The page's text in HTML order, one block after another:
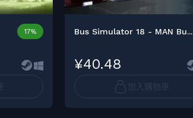
17% Bus Simulator 18 - MAN Bu...
¥40.48
加入購物車